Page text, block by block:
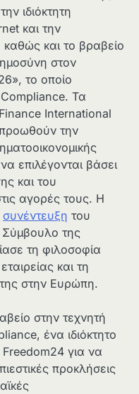
ιδιόκτητη
και την
και το βραβείο
στον
το οποίο
Τα
International
την
επιλέγονται βάσει
και του
αγορές τους. Η
συνέντευξη του
Σύμβουλο της
τη φιλοσοφία
και τη
στην Ευρώπη.
στην τεχνητή
ένα ιδιόκτητο
Freedom24 για να
προκλήσεις